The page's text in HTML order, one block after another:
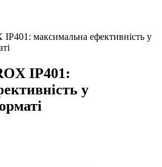
максимальна ефективність у
IP401:
у